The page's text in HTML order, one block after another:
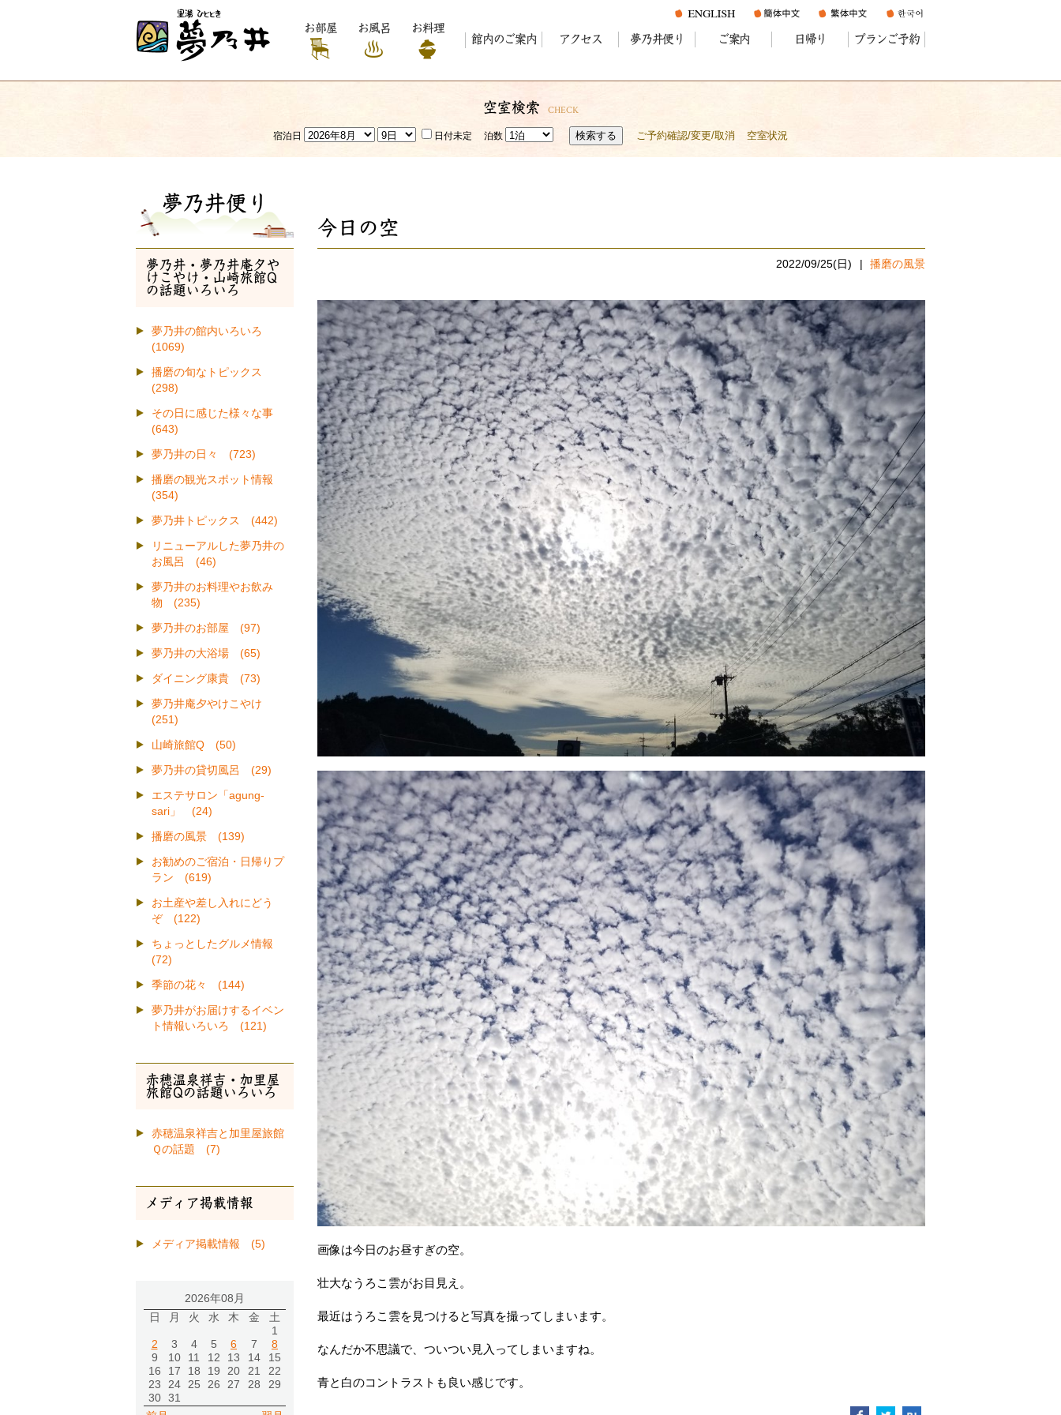
お部屋 お風呂
お料理
館内のご案内
アクセス 夢乃井便り ご案内 日帰り プランご予約
空室検索 CHECK
宿泊日 日付未定 泊数 検索する ご予約確認/変更/取消 空室状況
夢乃井便り
今日の空
2022/09/25(日) 播磨の風景
画像は今日のお昼すぎの空。
壮大なうろこ雲がお目見え。
最近はうろこ雲を見つけると写真を撮ってしまいます。
なんだか不思議で、ついつい見入ってしまいますね。
青と白のコントラストも良い感じです。
夢乃井・夢乃井庵夕や
けこやけ・山崎旅館Q
の話題いろいろ
夢乃井の館内いろいろ
(1069)
播磨の旬なトピックス
(298)
その日に感じた様々な事
(643)
夢乃井の日々 (723)
播磨の観光スポット情報
(354)
夢乃井トピックス (442)
リニューアルした夢乃井の
お風呂 (46)
夢乃井のお料理やお飲み
物 (235)
夢乃井のお部屋 (97)
夢乃井の大浴場 (65)
ダイニング康貴 (73)
夢乃井庵夕やけこやけ
(251)
山崎旅館Q (50)
夢乃井の貸切風呂 (29)
エステサロン「agung-
sari」 (24)
播磨の風景 (139)
お勧めのご宿泊・日帰りプ
ラン (619)
お土産や差し入れにどう
ぞ (122)
ちょっとしたグルメ情報
(72)
季節の花々 (144)
夢乃井がお届けするイベン
ト情報いろいろ (121)
赤穂温泉祥吉・加里屋
旅館Qの話題いろいろ
赤穂温泉祥吉と加里屋旅館
Ｑの話題 (7)
メディア掲載情報
メディア掲載情報 (5)
2026年08月
日
月 火 水 木 金
土
1
2
3 4 5 6 7
8
9
10 11 12 13 14
15
16
17 18 19 20 21
22
23
24 25 26 27 28
29
30
31